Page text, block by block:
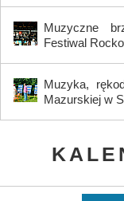
Muzyczne
Festiwal
Muzyka,
Mazurskiej w